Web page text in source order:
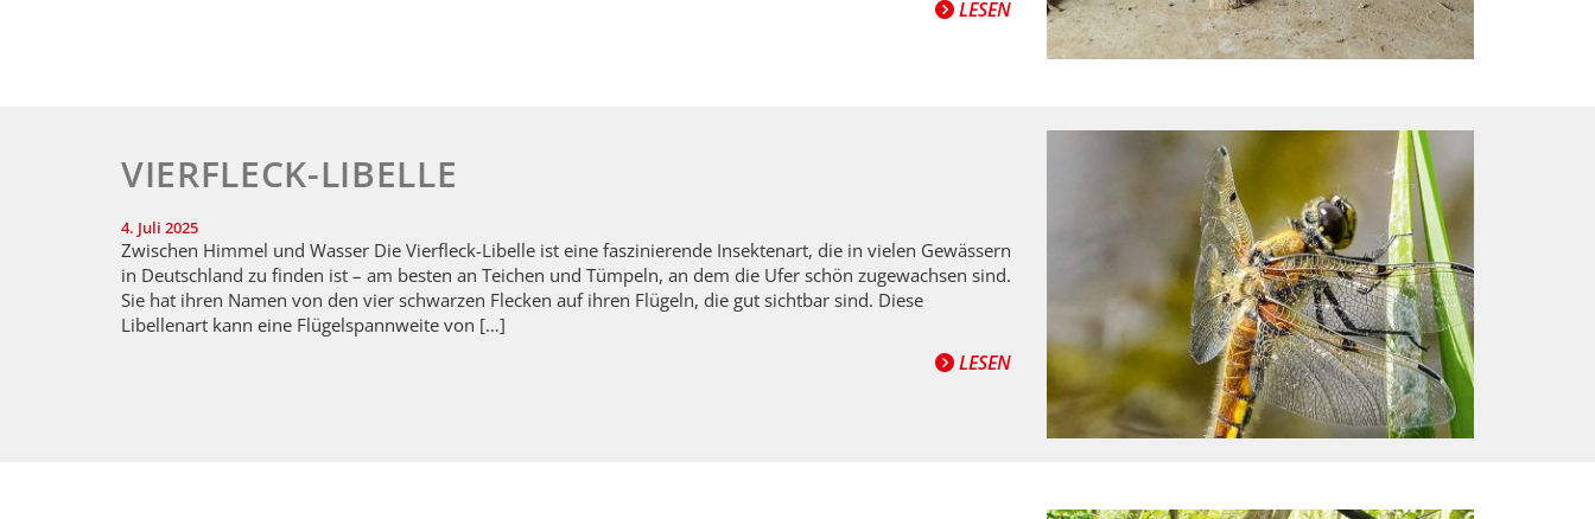
LESEN
VIERFLECK-LIBELLE
4. Juli 2025
Zwischen Himmel und Wasser Die Vierfleck-Libelle ist eine faszinierende Insektenart, die in vielen Gewässern
in Deutschland zu finden ist – am besten an Teichen und Tümpeln, an dem die Ufer schön zugewachsen sind.
Sie hat ihren Namen von den vier schwarzen Flecken auf ihren Flügeln, die gut sichtbar sind. Diese
Libellenart kann eine Flügelspannweite von […]
LESEN